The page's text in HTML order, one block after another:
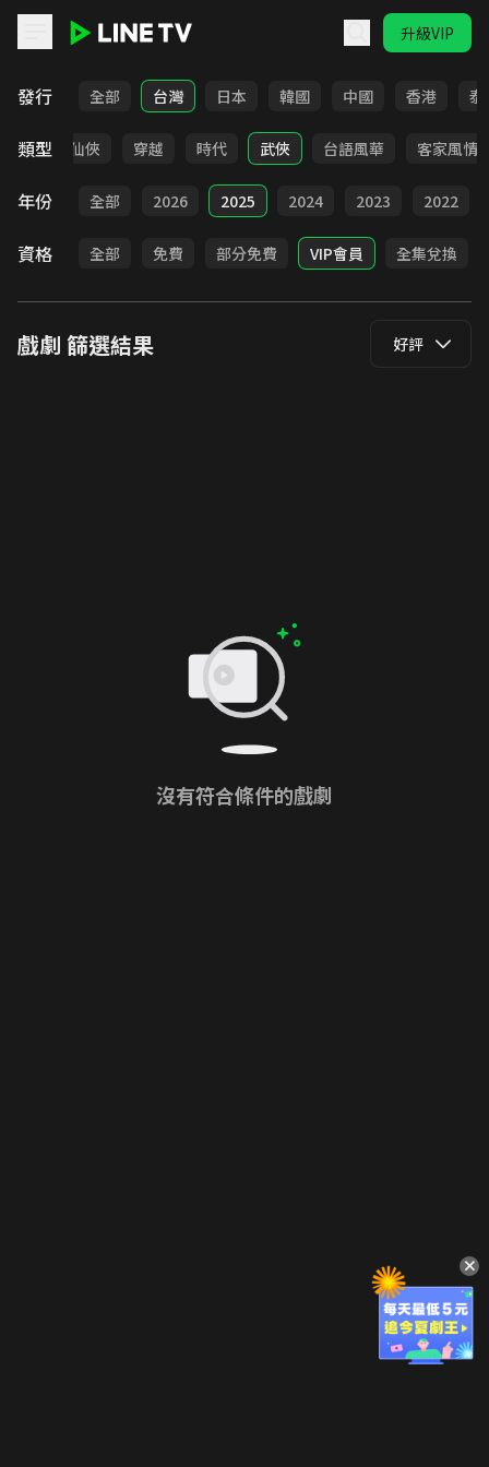
升級VIP
發行 全部 台灣 日本 韓國 中國 香港 泰
類型
療癒 仙俠 穿越 時代 武俠 台語風華 客家風情
年份 全部 2026 2025 2024 2023 2022
資格 全部 免費 部分免費 VIP會員 全集兌換
戲劇 篩選結果 好評
沒有符合條件的戲劇